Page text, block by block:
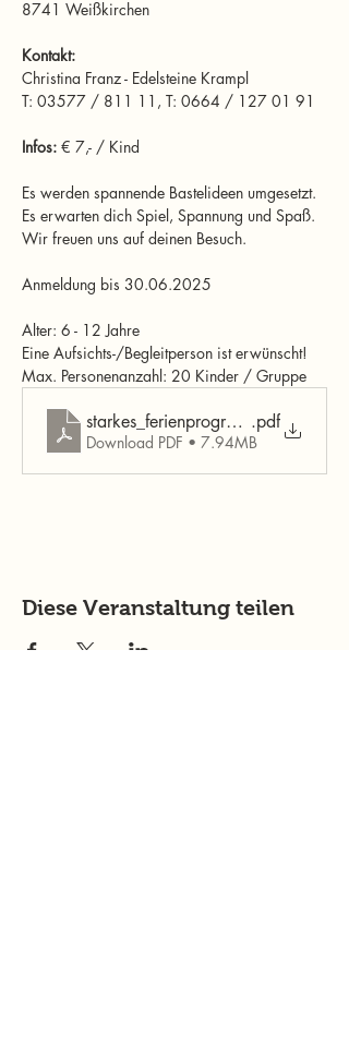
8741 Weißkirchen
Kontakt:
Christina Franz - Edelsteine Krampl
T: 03577 / 811 11, T: 0664 / 127 01 91
Infos: € 7,- / Kind
Es werden spannende Bastelideen umgesetzt.
Es erwarten dich Spiel, Spannung und Spaß.
Wir freuen uns auf deinen Besuch.
Anmeldung bis 30.06.2025
Alter: 6 - 12 Jahre
Eine Aufsichts-/Begleitperson ist erwünscht!
Max. Personenanzahl: 20 Kinder / Gruppe
.pdf
Download PDF • 7.94MB
Diese Veranstaltung teilen